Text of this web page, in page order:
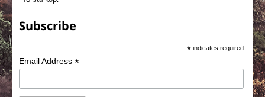
Subscribe
* indicates required
Email Address*